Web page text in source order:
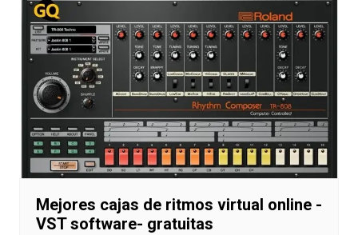
Mejores cajas de ritmos virtual online -
VST software- gratuitas